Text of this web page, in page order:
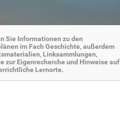
Sie Informationen zu den
im Fach Geschichte, außerdem
Linksammlungen,
zur Eigenrecherche und Hinweise auf
Lernorte.